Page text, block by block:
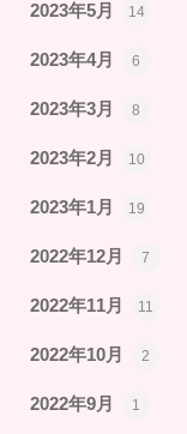
2023年5月 14
2023年4月 6
2023年3月 8
2023年2月 10
2023年1月 19
2022年12月 7
2022年11月 11
2022年10月 2
2022年9月 1